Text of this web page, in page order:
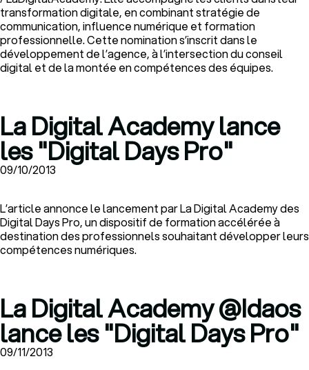
transformation digitale, en combinant stratégie de
communication, influence numérique et formation
professionnelle. Cette nomination s’inscrit dans le
développement de l’agence, à l’intersection du conseil
digital et de la montée en compétences des équipes.
La Digital Academy lance
les "Digital Days Pro"
09/10/2013
L’article annonce le lancement par La Digital Academy des
Digital Days Pro, un dispositif de formation accélérée à
destination des professionnels souhaitant développer leurs
compétences numériques.
La Digital Academy @Idaos
lance les "Digital Days Pro"
09/11/2013